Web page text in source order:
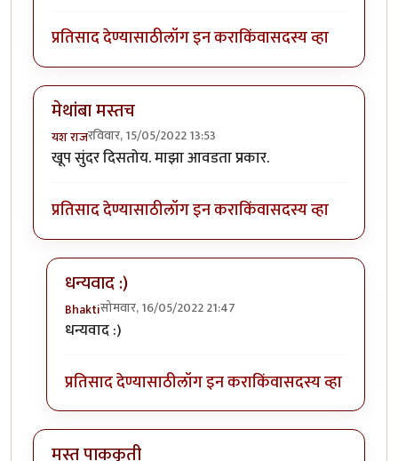
प्रतिसाद देण्यासाठीलॉग इन कराकिंवासदस्य व्हा
मेथांबा मस्तच
यश राजरविवार, 15/05/2022 13:53
खूप सुंदर दिसतोय. माझा आवडता प्रकार.
प्रतिसाद देण्यासाठीलॉग इन कराकिंवासदस्य व्हा
धन्यवाद :)
Bhaktiसोमवार, 16/05/2022 21:47
In reply to
धन्यवाद :)
प्रतिसाद देण्यासाठीलॉग इन कराकिंवासदस्य व्हा